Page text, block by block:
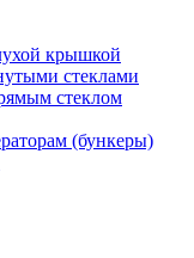
крышкой
стеклами
стеклом
(бункеры)